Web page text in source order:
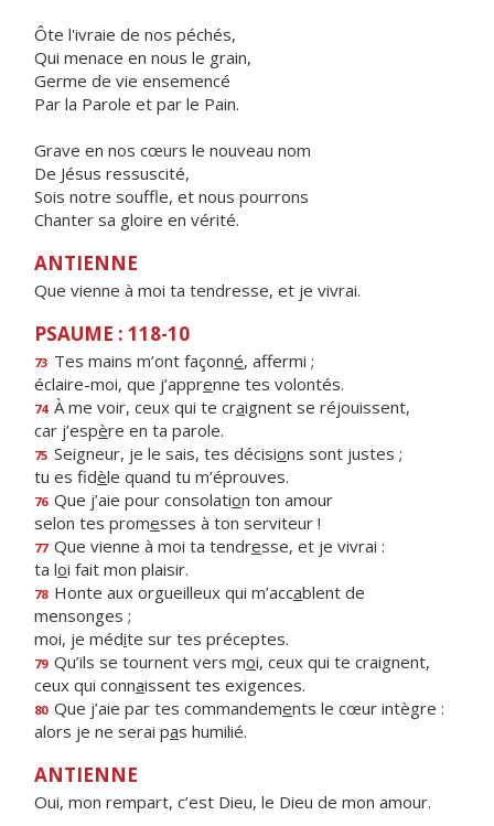
Ôte l'ivraie de nos péchés,
Qui menace en nous le grain,
Germe de vie ensemencé
Par la Parole et par le Pain.
Grave en nos cœurs le nouveau nom
De Jésus ressuscité,
Sois notre souffle, et nous pourrons
Chanter sa gloire en vérité.
ANTIENNE
Que vienne à moi ta tendresse, et je vivrai.
PSAUME : 118-10
73 Tes mains m’ont façonné, affermi ;
éclaire-moi, que j’apprenne tes volontés.
74 À me voir, ceux qui te craignent se réjouissent,
car j’espère en ta parole.
75 Seigneur, je le sais, tes décisions sont justes ;
tu es fidèle quand tu m’éprouves.
76 Que j’aie pour consolation ton amour
selon tes promesses à ton serviteur !
77 Que vienne à moi ta tendresse, et je vivrai :
ta loi fait mon plaisir.
78 Honte aux orgueilleux qui m’accablent de
mensonges ;
moi, je médite sur tes préceptes.
79 Qu’ils se tournent vers moi, ceux qui te craignent,
ceux qui connaissent tes exigences.
80 Que j’aie par tes commandements le cœur intègre :
alors je ne serai pas humilié.
ANTIENNE
Oui, mon rempart, c’est Dieu, le Dieu de mon amour.